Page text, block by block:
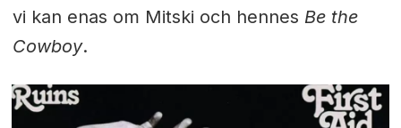
vi kan enas om Mitski och hennes Be the
Cowboy.